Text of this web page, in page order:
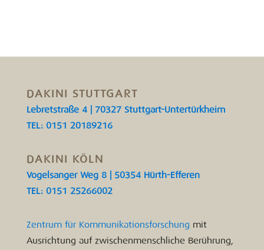
DAKINI STUTTGART
Lebretstraße 4 | 70327 Stuttgart-Untertürkheim
TEL: 0151 20189216
DAKINI KÖLN
Vogelsanger Weg 8 | 50354 Hürth-Efferen
TEL: 0151 25266002
Zentrum für Kommunikationsforschung mit
Ausrichtung auf zwischenmenschliche Berührung,